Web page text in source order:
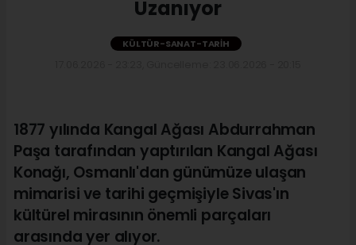
Uzanıyor
KÜLTÜR-SANAT-TARIH
1877 yılında Kangal Ağası Abdurrahman
Paşa tarafından yaptırılan Kangal Ağası
Konağı, Osmanlı'dan günümüze ulaşan
mimarisi ve tarihi geçmişiyle Sivas'ın
kültürel mirasının önemli parçaları
arasında yer alıyor.